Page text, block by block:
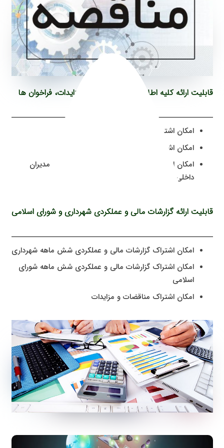
قابلیت ارائه کلیه اطلاعیه ها، مناقصات و مزایدات، فراخوان ها
امکان اشتراک کلیه اطلاعیه ها به مردم
امکان اشتراک فراخوان های مردمی
امکان ارائه گزارشات عملکردی و برنامه های آتی مدیران
داخلی شهرداری
قابلیت ارائه گزارشات مالی و عملکردی شهرداری و شورای اسلامی
امکان اشتراک گزارشات مالی و عملکردی شش ماهه شهرداری
امکان اشتراک گزارشات مالی و عملکردی شش ماهه شورای
اسلامی
امکان اشتراک مناقضات و مزایدات